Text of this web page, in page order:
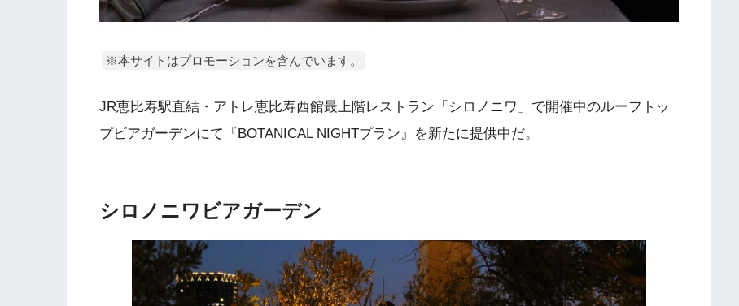
※本サイトはプロモーションを含んでいます。
JR恵比寿駅直結・アトレ恵比寿西館最上階レストラン「シロノニワ」で開催中のルーフトッ
プビアガーデンにて『BOTANICAL NIGHTプラン』を新たに提供中だ。
シロノニワビアガーデン